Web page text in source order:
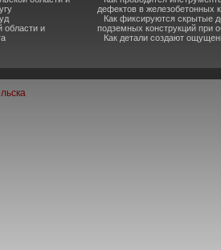
области и
дефектов в железобетонных
Как фиксируются скрытые
подземных конструкций при
Как детали создают